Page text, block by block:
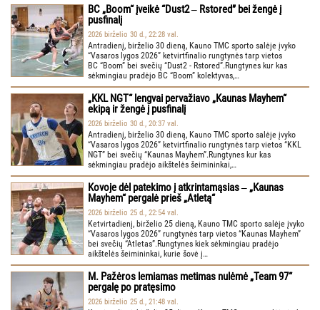
BC „Boom“ įveikė “Dust2 ‒ Rstored” bei žengė į
pusfinalį
2026 birželio 30 d., 22:28 val.
Antradienį, birželio 30 dieną, Kauno TMC sporto salėje įvyko
“Vasaros lygos 2026” ketvirtfinalio rungtynės tarp vietos
BC “Boom” bei svečių “Dust2 - Rstored”.Rungtynes kur kas
sėkmingiau pradėjo BC “Boom” kolektyvas,…
„KKL NGT“ lengvai pervažiavo „Kaunas Mayhem“
ekipą ir žengė į pusfinalį
2026 birželio 30 d., 20:37 val.
Antradienį, birželio 30 dieną, Kauno TMC sporto salėje įvyko
“Vasaros lygos 2026” ketvirtfinalio rungtynės tarp vietos “KKL
NGT” bei svečių “Kaunas Mayhem”.Rungtynes kur kas
sėkmingiau pradėjo aikštelės šeimininkai,…
Kovoje dėl patekimo į atkrintamąsias ‒ „Kaunas
Mayhem“ pergalė prieš „Atletą“
2026 birželio 25 d., 22:54 val.
Ketvirtadienį, birželio 25 dieną, Kauno TMC sporto salėje įvyko
“Vasaros lygos 2026” rungtynės tarp vietos “Kaunas Mayhem”
bei svečių “Atletas”.Rungtynes kiek sėkmingiau pradėjo
aikštelės šeimininkai, kurie šovė į…
M. Pažėros lemiamas metimas nulėmė „Team 97“
pergalę po pratęsimo
2026 birželio 25 d., 21:48 val.